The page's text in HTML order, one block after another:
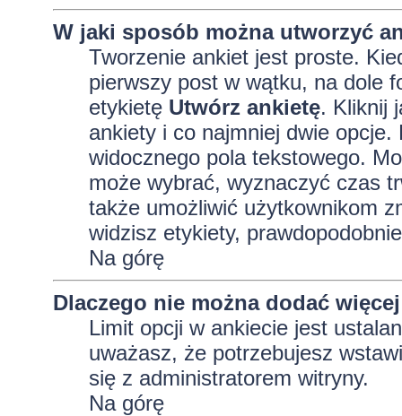
W jaki sposób można utworzyć
Tworzenie ankiet jest proste.
pierwszy post w wątku, na dole
etykietę Utwórz ankietę. Kliknij
ankiety i co najmniej dwie
widocznego pola tekstowego.
może wybrać, wyznaczyć czas
także umożliwić użytkownikom
widzisz etykiety,
Na górę
Dlaczego nie można dodać
Limit opcji w ankiecie jest
uważasz, że potrzebujesz
się z administratorem witryny.
Na górę